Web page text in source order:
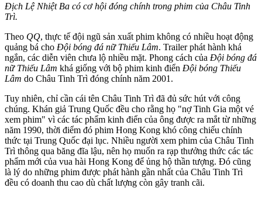
Địch Lệ Nhiệt Ba có cơ hội đóng chính trong phim của Châu Tinh
Trì.
Theo QQ, thực tế đội ngũ sản xuất phim không có nhiều hoạt động
quảng bá cho Đội bóng đá nữ Thiếu Lâm. Trailer phát hành khá
ngắn, các diễn viên chưa lộ nhiều mặt. Phong cách của Đội bóng đá
nữ Thiếu Lâm khá giống với bộ phim kinh điển Đội bóng Thiếu
Lâm do Châu Tinh Trì đóng chính năm 2001.
Tuy nhiên, chỉ cần cái tên Châu Tinh Trì đã đủ sức hút với công
chúng. Khán giả Trung Quốc đều cho rằng họ "nợ Tinh Gia một vé
xem phim" vì các tác phẩm kinh điển của ông được ra mắt từ những
năm 1990, thời điểm đó phim Hong Kong khó công chiếu chính
thức tại Trung Quốc đại lục. Nhiều người xem phim của Châu Tinh
Trì thông qua băng đĩa lậu, nên họ muốn ra rạp thưởng thức các tác
phẩm mới của vua hài Hong Kong để ủng hộ thần tượng. Đó cũng
là lý do những phim được phát hành gần nhất của Châu Tinh Trì
đều có doanh thu cao dù chất lượng còn gây tranh cãi.